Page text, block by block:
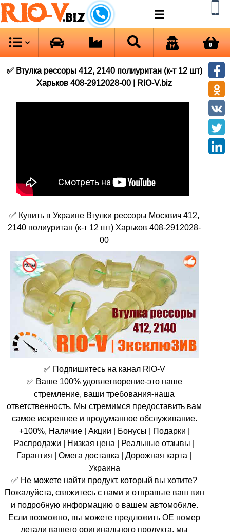
RIO-V.biz
0
✅ Втулка рессоры 412, 2140 полиуритан (к-т 12 шт)
Харьков 408-2912028-00 | RIO-V.biz
✅ Купить в Украине Втулки рессоры Москвич 412,
2140 полиуритан (к-т 12 шт) Харьков 408-2912028-
00
✅ Подпишитесь на канал RIO-V
✅ Ваше 100% удовлетворение-это наше
стремление, ваши требования-наша
ответственность. Мы стремимся предоставить вам
самое искреннее и продуманное обслуживание.
+100%, Наличие | Акции | Бонусы | Подарки |
Распродажи | Низкая цена | Реальные отзывы |
Гарантия | Омега доставка | Дорожная карта |
Украина
✅ Не можете найти продукт, который вы хотите?
Пожалуйста, свяжитесь с нами и отправьте ваш вин
и подробную информацию о вашем автомобиле.
Если возможно, вы можете предложить OE номер
детали вашего оригинального продукта, мы